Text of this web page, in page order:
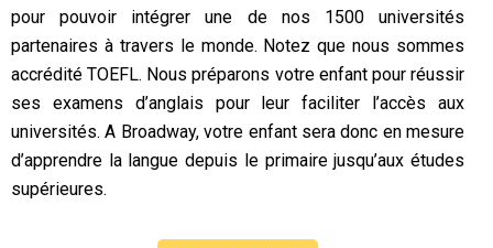
pour pouvoir intégrer une de nos 1500 universités
partenaires à travers le monde. Notez que nous sommes
accrédité TOEFL. Nous préparons votre enfant pour réussir
ses examens d’anglais pour leur faciliter l’accès aux
universités. A Broadway, votre enfant sera donc en mesure
d’apprendre la langue depuis le primaire jusqu’aux études
supérieures.